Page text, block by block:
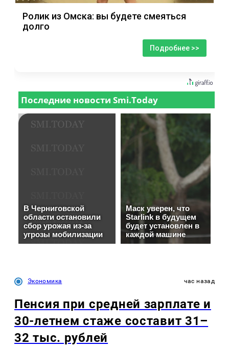
Ролик из Омска: вы будете смеяться
долго
Подробнее >>
Экономика час назад
Пенсия при средней зарплате и
30-летнем стаже составит 31–
32 тыс. рублей